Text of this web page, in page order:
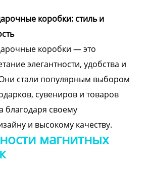
коробки: стиль и
коробки — это
элегантности, удобства и
стали популярным выбором
сувениров и товаров
благодаря своему
и высокому качеству.
магнитных